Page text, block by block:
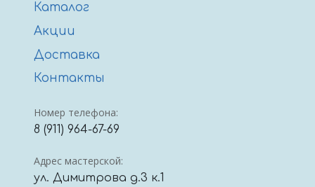
Каталог
Акции
Доставка
Контакты
Номер телефона:
8 (911) 964-67-69
Адрес мастерской:
ул. Димитрова д.3 к.1